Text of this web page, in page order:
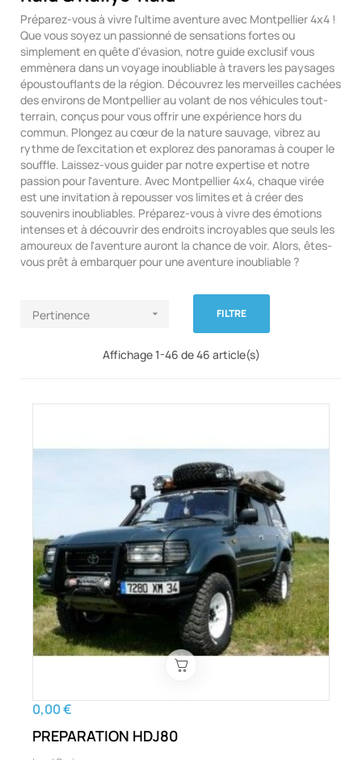
Préparez-vous à vivre l'ultime aventure avec Montpellier 4x4 !
Que vous soyez un passionné de sensations fortes ou
simplement en quête d'évasion, notre guide exclusif vous
emmènera dans un voyage inoubliable à travers les paysages
époustouflants de la région. Découvrez les merveilles cachées
des environs de Montpellier au volant de nos véhicules tout-
terrain, conçus pour vous offrir une expérience hors du
commun. Plongez au cœur de la nature sauvage, vibrez au
rythme de l'excitation et explorez des panoramas à couper le
souffle. Laissez-vous guider par notre expertise et notre
passion pour l'aventure. Avec Montpellier 4x4, chaque virée
est une invitation à repousser vos limites et à créer des
souvenirs inoubliables. Préparez-vous à vivre des émotions
intenses et à découvrir des endroits incroyables que seuls les
amoureux de l'aventure auront la chance de voir. Alors, êtes-
vous prêt à embarquer pour une aventure inoubliable ?
Pertinence  FILTRE
Affichage 1-46 de 46 article(s)
0,00 €
PREPARATION HDJ80